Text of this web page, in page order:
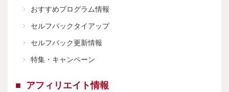
おすすめプログラム情報
セルフバックタイアップ
セルフバック更新情報
特集・キャンペーン
アフィリエイト情報